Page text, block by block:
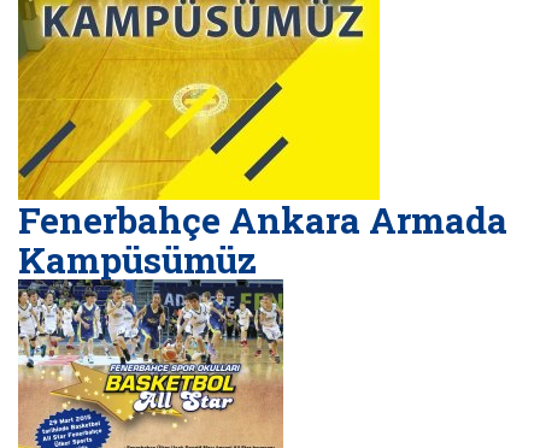
Fenerbahçe Ankara Armada
Kampüsümüz